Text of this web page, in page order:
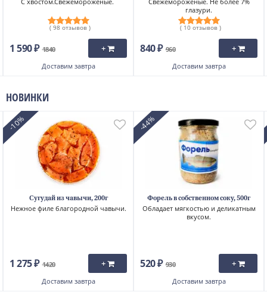
( 98 отзывов )
1 590 ₽ 1840 +
Доставим завтра
глазури.
( 10 отзывов )
840 ₽ 960 +
Доставим завтра
НОВИНКИ
-10%
Сугудай из чавычи, 200г
Нежное филе благородной чавычи.
1 275 ₽ 1420 +
Доставим завтра
-44%
Форель в собственном соку, 500г
Обладает мягкостью и деликатным
вкусом.
520 ₽ 930 +
Доставим завтра